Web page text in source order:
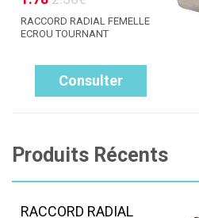
RACCORD RADIAL FEMELLE
ECROU TOURNANT
Consulter
Produits Récents
RACCORD RADIAL